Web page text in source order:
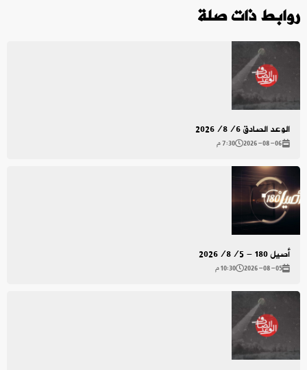
روابط ذات صلة
الوعد الصادق 2026/8/6
2026-08-06 7:30 م
أصيل 180 - 2026/8/5
2026-08-05 10:30 م